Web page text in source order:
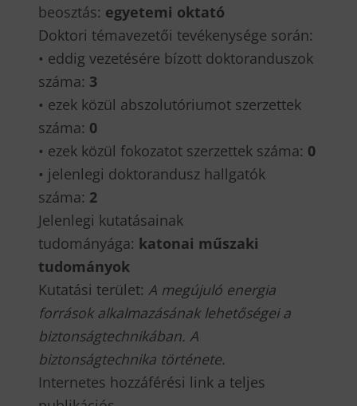
beosztás: egyetemi oktató
Doktori témavezetői tevékenysége során:
• eddig vezetésére bízott doktoranduszok
száma: 3
• ezek közül abszolutóriumot szerzettek
száma: 0
• ezek közül fokozatot szerzettek száma: 0
• jelenlegi doktorandusz hallgatók
száma: 2
Jelenlegi kutatásainak
tudományága: katonai műszaki
tudományok
Kutatási terület: A megújuló energia
források alkalmazásának lehetőségei a
biztonságtechnikában. A
biztonságtechnika története.
Internetes hozzáférési link a teljes